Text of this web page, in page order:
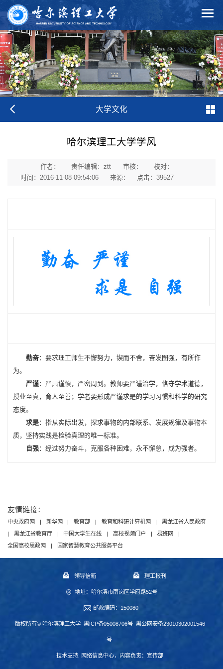
大学文化
哈尔滨理工大学学风
作者： 责任编辑：ztt 审核：
校对：
时间：2016-11-08 09:54:06
来源： 点击： 39527
勤奋：要求理工师生不懈努力，锲而不舍，奋发图强，有所作
为。
严谨：严肃谨慎，严密周到。教师要严谨治学，恪守学术道德，
授业至真，育人至善；学者要形成严谨求是的学习习惯和科学的研究
态度。
求是：指从实际出发，探求事物的内部联系、发展规律及事物本
质，坚持实践是检验真理的唯一标准。
自强：经过努力奋斗，克服各种困难，永不懈怠，成为强者。
友情链接：
中央政府网 新华网 教育部 教育和科研计算机网
黑龙江省人民政府
黑龙江省教育厅 中国大学生在线 高校视频门户 易班网
全国高校思政网
国家智慧教育公共服务平台
领导信箱 理工报刊
地址：哈尔滨市南岗区学府路52号
邮政编码：150080
版权所有© 哈尔滨理工大学 黑ICP备05008706号 黑公网安备23010302001546
号
技术支持: 网络信息中心，内容负责：宣传部